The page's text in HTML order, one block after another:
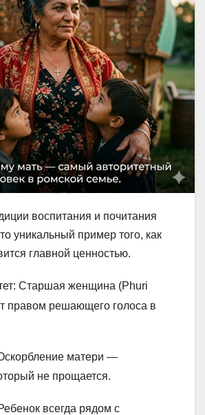
воспитания и почитания
уникальный пример того, как
главной ценностью.
Старшая женщина (Phuri
правом решающего голоса в
матери —
не прощается.
всегда рядом с